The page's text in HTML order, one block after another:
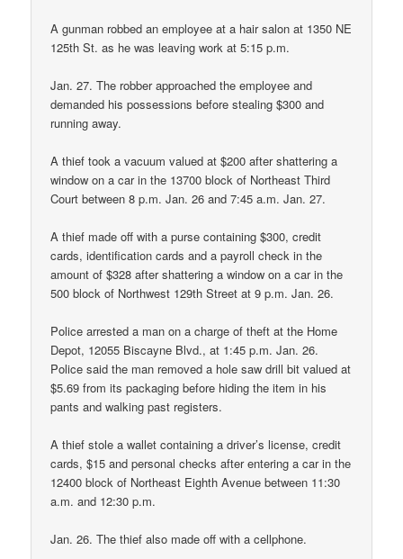
A gunman robbed an employee at a hair salon at 1350 NE
125th St. as he was leaving work at 5:15 p.m.
Jan. 27. The robber approached the employee and
demanded his possessions before stealing $300 and
running away.
A thief took a vacuum valued at $200 after shattering a
window on a car in the 13700 block of Northeast Third
Court between 8 p.m. Jan. 26 and 7:45 a.m. Jan. 27.
A thief made off with a purse containing $300, credit
cards, identification cards and a payroll check in the
amount of $328 after shattering a window on a car in the
500 block of Northwest 129th Street at 9 p.m. Jan. 26.
Police arrested a man on a charge of theft at the Home
Depot, 12055 Biscayne Blvd., at 1:45 p.m. Jan. 26.
Police said the man removed a hole saw drill bit valued at
$5.69 from its packaging before hiding the item in his
pants and walking past registers.
A thief stole a wallet containing a driver’s license, credit
cards, $15 and personal checks after entering a car in the
12400 block of Northeast Eighth Avenue between 11:30
a.m. and 12:30 p.m.
Jan. 26. The thief also made off with a cellphone.